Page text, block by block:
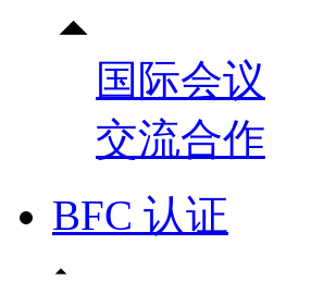

国际会议
交流合作
BFC 认证
